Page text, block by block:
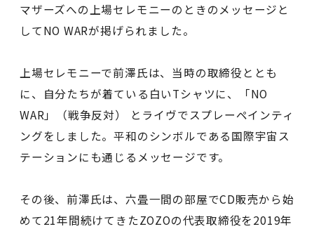
マザーズへの上場セレモニーのときのメッセージと
してNO WARが掲げられました。
上場セレモニーで前澤氏は、当時の取締役ととも
に、自分たちが着ている白いTシャツに、「NO
WAR」（戦争反対） とライヴでスプレーペインティ
ングをしました。平和のシンボルである国際宇宙ス
テーションにも通じるメッセージです。
その後、前澤氏は、六畳一間の部屋でCD販売から始
めて21年間続けてきたZOZOの代表取締役を2019年